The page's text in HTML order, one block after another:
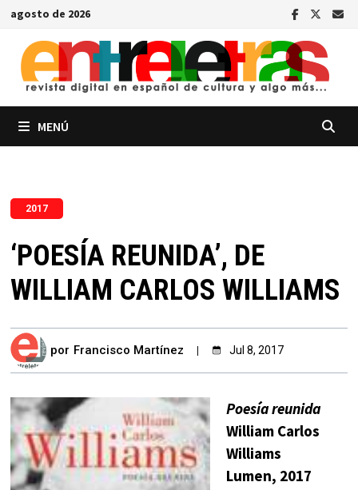
Saltar
contenido
agosto de 2026
MENÚ
2017
‘POESÍA REUNIDA’, DE
WILLIAM CARLOS WILLIAMS
por Francisco Martínez Jul 8, 2017
Poesía reunida
William Carlos
Williams
Lumen, 2017